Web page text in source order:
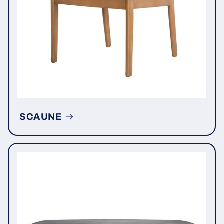
SCAUNE